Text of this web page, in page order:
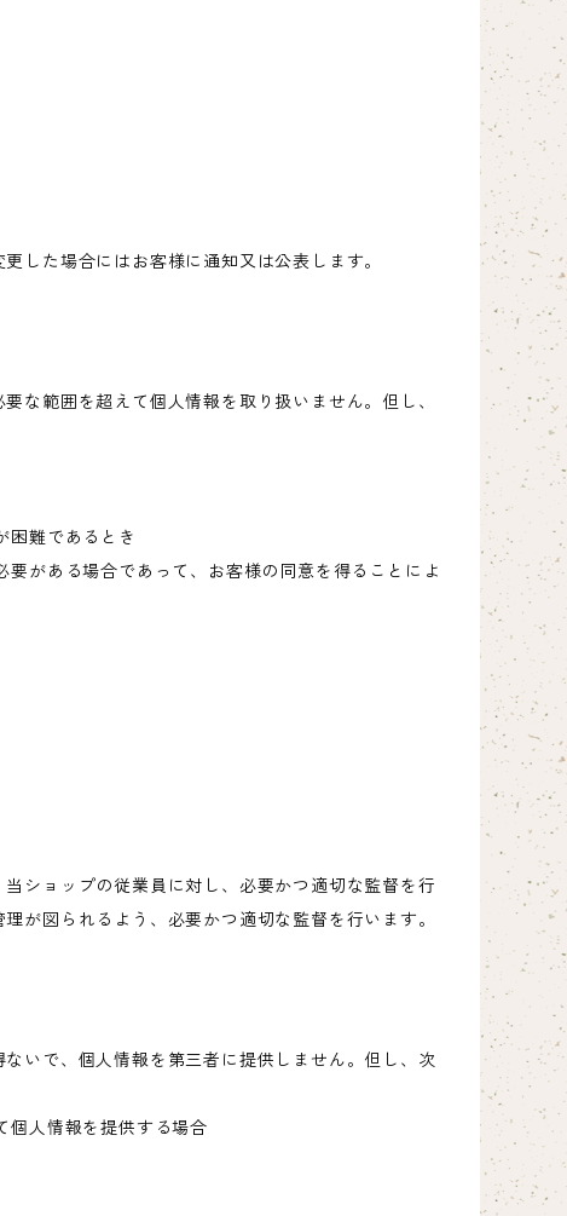
した場合にはお客様に通知又は公表します。
な範囲を超えて個人情報を取り扱いません。但し、
困難であるとき
がある場合であって、お客様の同意を得ることによ
ショップの従業員に対し、必要かつ適切な監督を行
が図られるよう、必要かつ適切な監督を行います。
いで、個人情報を第三者に提供しません。但し、次
個人情報を提供する場合